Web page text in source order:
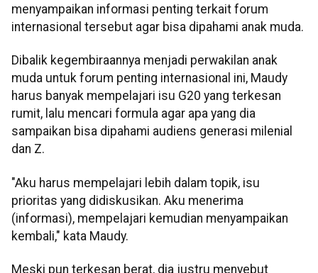
menyampaikan informasi penting terkait forum
internasional tersebut agar bisa dipahami anak muda.
Dibalik kegembiraannya menjadi perwakilan anak
muda untuk forum penting internasional ini, Maudy
harus banyak mempelajari isu G20 yang terkesan
rumit, lalu mencari formula agar apa yang dia
sampaikan bisa dipahami audiens generasi milenial
dan Z.
"Aku harus mempelajari lebih dalam topik, isu
prioritas yang didiskusikan. Aku menerima
(informasi), mempelajari kemudian menyampaikan
kembali," kata Maudy.
Meski pun terkesan berat, dia justru menyebut